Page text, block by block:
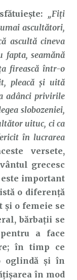
„Fiţi
ascultători,
ascultă cineva
fapta, seamănă
firească într-o
pleacă şi uită
adânci privirile
slobozeniei,
uituc, ci ca
în lucrarea
versete,
grecesc
important
o diferență
o femeie se
bărbații se
a face
în timp ce
oglindă și în
în mod